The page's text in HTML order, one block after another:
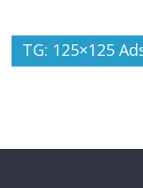
TG: 125×125